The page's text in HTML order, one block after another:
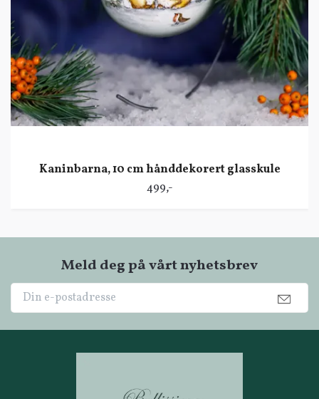
Kaninbarna, 10 cm hånddekorert glasskule
499,-
Meld deg på vårt nyhetsbrev